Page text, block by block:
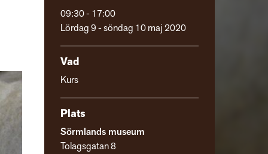
09:30 - 17:00
Lördag 9 - söndag 10 maj 2020
Vad
Kurs
Plats
Sörmlands museum
Tolagsgatan 8